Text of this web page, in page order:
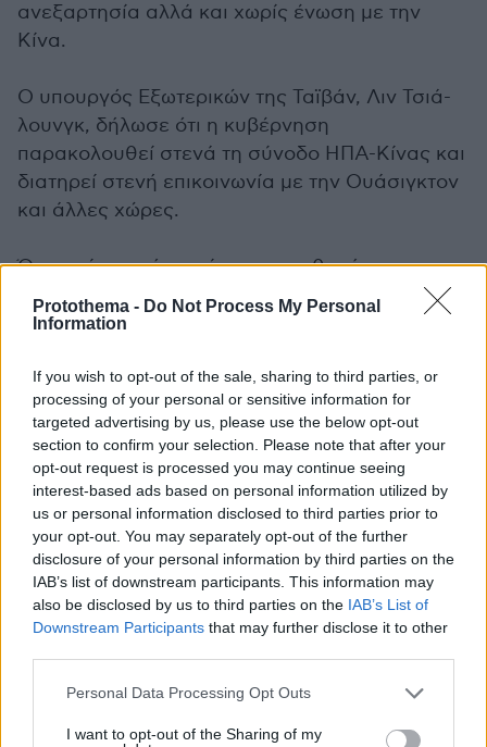
Protothema - Do Not Process My Personal
Information
If you wish to opt-out of the sale, sharing to third parties, or
processing of your personal or sensitive information for
targeted advertising by us, please use the below opt-out
section to confirm your selection. Please note that after your
opt-out request is processed you may continue seeing
interest-based ads based on personal information utilized by
us or personal information disclosed to third parties prior to
your opt-out. You may separately opt-out of the further
disclosure of your personal information by third parties on the
IAB’s list of downstream participants. This information may
also be disclosed by us to third parties on the IAB’s List of
Downstream Participants that may further disclose it to other
Please note that this website/app uses one or more Google
not limited to your visit or usage behaviour. You may click to
Personal Data Processing Opt Outs
I want to opt-out of the Sharing of my
ανεξαρτησία αλλά και χωρίς ένωση με την
Κίνα.
Ο υπουργός Εξωτερικών της Ταϊβάν, Λιν Τσιά-
λουνγκ, δήλωσε ότι η κυβέρνηση
παρακολουθεί στενά τη σύνοδο ΗΠΑ-Κίνας και
διατηρεί στενή επικοινωνία με την Ουάσιγκτον
και άλλες χώρες.
Όπως είπε, στόχος είναι «η σταθερή
εμβάθυνση των σχέσεων Ταϊβάν-ΗΠΑ και η
διασφάλιση των συμφερόντων της Ταϊβάν».
Παράλληλα, κατηγόρησε την Κίνα ότι αυξάνει
τον κίνδυνο στην περιοχή μέσω «επιθετικών
στρατιωτικών ενεργειών και αυταρχικής
καταπίεσης».
Η αλλαγή στη στάση του Στέιτ Ντιπάρτμεντ
Οι ΗΠΑ έχουν προκαλέσει κατά καιρούς την
αντίδραση της Κίνας όταν φάνηκε να
μετριάζουν τη θέση τους στο ζήτημα της
Τον Φεβρουάριο του 2025, το αμερικανικό
υπουργείο Εξωτερικών αφαίρεσε από την